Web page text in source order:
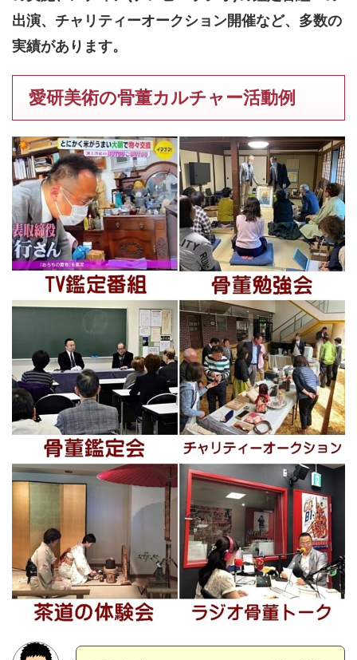
出演、チャリティーオークション開催など、多数の
実績があります。
愛研美術の骨董カルチャー活動例